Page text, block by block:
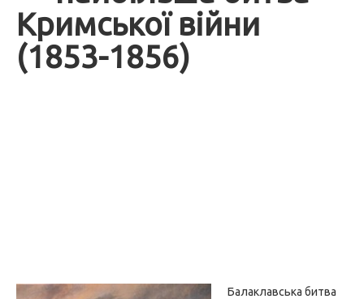
Кримської війни
(1853-1856)
Балаклавська битва